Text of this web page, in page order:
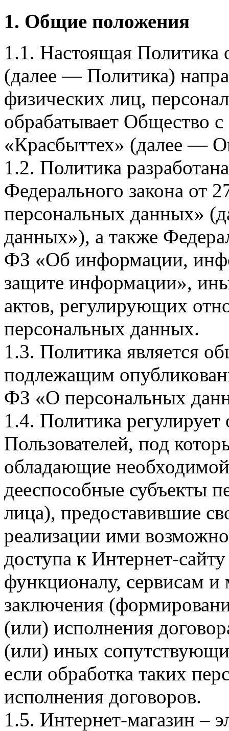
1. Общие положения
1.1. Настоящая Политика
(далее — Политика)
физических лиц,
обрабатывает Общество
«Красбыттех» (далее —
1.2. Политика
Федерального закона
персональных данных»
данных»), а также
ФЗ «Об информации,
защите информации»,
актов, регулирующих
персональных данных.
1.3. Политика является
подлежащим
ФЗ «О персональных
1.4. Политика
Пользователей, под
обладающие
дееспособные субъекты
лица), предоставившие
реализации ими
доступа к Интернет-
функционалу, сервисам и
заключения
(или) исполнения
(или) иных
если обработка таких
исполнения договоров.
1.5. Интернет-магазин –